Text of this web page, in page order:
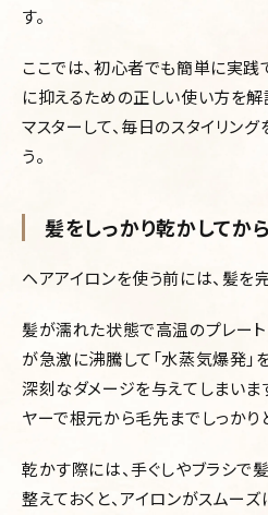
す。
ここでは、初心者でも簡単に実践
に抑えるための正しい使い方を解
マスターして、毎日のスタイリン
う。
髪をしっかり乾かしてか
ヘアアイロンを使う前には、髪を
髪が濡れた状態で高温のプレー
が急激に沸騰して「水蒸気爆発」
深刻なダメージを与えてしまいま
ヤーで根元から毛先までしっかり
乾かす際には、手ぐしやブラシで
整えておくと、アイロンがスムー